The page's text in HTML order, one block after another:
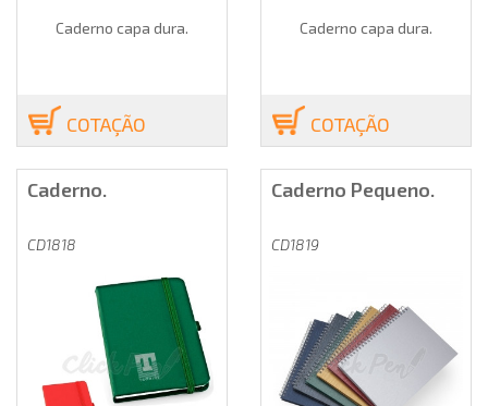
Caderno capa dura.
COTAÇÃO
Caderno capa dura.
COTAÇÃO
Caderno.
CD1818
Caderno Pequeno.
CD1819